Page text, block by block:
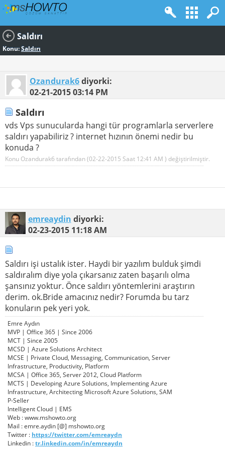
Saldırı
Konu:Saldırı
Ozandurak6diyorki:
02-21-201503:14 PM
Saldırı
vds Vps sunucularda hangi tür programlarla serverlere
saldırı yapabiliriz ? internet hızının önemi nedir bu
konuda ?
Konu Ozandurak6 tarafından (02-22-2015 Saat 12:41 AM ) değiştirilmiştir.
emreaydin diyorki:
02-23-2015 11:18 AM
Saldırı işi ustalık ister. Haydi bir yazılım bulduk şimdi
saldıralım diye yola çıkarsanız zaten başarılı olma
şansınız yoktur. Önce saldırı yöntemlerini araştırın
derim. ok.Bride amacınız nedir? Forumda bu tarz
konuların pek yeri yok.
Emre Aydın
MVP | Office 365 | Since 2006
MCT | Since 2005
MCSD | Azure Solutions Architect
MCSE | Private Cloud, Messaging, Communication, Server
Infrastructure, Productivity, Platform
MCSA | Office 365, Server 2012, Cloud Platform
MCTS | Developing Azure Solutions, Implementing Azure
Infrastructure, Architecting Microsoft Azure Solutions, SAM
P-Seller
Intelligent Cloud | EMS
Web : www.mshowto.org
Mail : emre.aydin [@] mshowto.org
Twitter : https://twitter.com/emreaydn
Linkedin :tr.linkedin.com/in/emreaydn